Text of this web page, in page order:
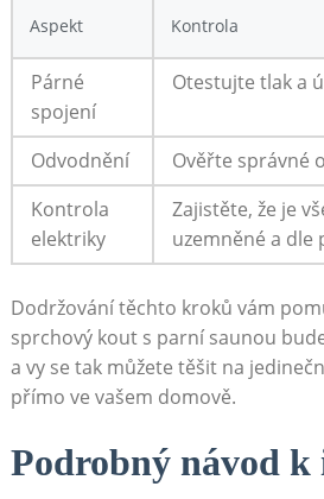
Aspekt Kontrola
Párné
spojení
Otestujte tlak a
Odvodnění
Ověřte správné
Kontrola
elektriky
Zajistěte, že je
uzemněné a dle
Dodržování těchto kroků vám
sprchový kout s parní saunou
a vy se tak můžete těšit na
přímo ve vašem domově.
Podrobný návod k